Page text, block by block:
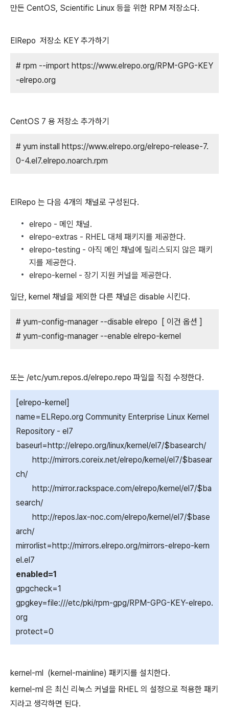
만든 CentOS, Scientific Linux 등을 위한 RPM 저장소다.
ElRepo 저장소 KEY 추가하기
# rpm --import https://www.elrepo.org/RPM-GPG-KEY
-elrepo.org
CentOS 7 용 저장소 추가하기
# yum install https://www.elrepo.org/elrepo-release-7.
0-4.el7.elrepo.noarch.rpm
ElRepo 는 다음 4개의 채널로 구성된다.
elrepo - 메인 채널.
elrepo-extras - RHEL 대체 패키지를 제공한다.
elrepo-testing - 아직 메인 채널에 릴리스되지 않은 패키
지를 제공한다.
elrepo-kernel - 장기 지원 커널을 제공한다.
일단, kernel 채널을 제외한 다른 채널은 disable 시킨다.
# yum-config-manager --disable elrepo [ 이건 옵션 ]
# yum-config-manager --enable elrepo-kernel
또는 /etc/yum.repos.d/elrepo.repo 파일을 직접 수정한다.
[elrepo-kernel]
name=ELRepo.org Community Enterprise Linux Kernel
Repository - el7
baseurl=http://elrepo.org/linux/kernel/el7/$basearch/
http://mirrors.coreix.net/elrepo/kernel/el7/$basear
ch/
http://mirror.rackspace.com/elrepo/kernel/el7/$ba
search/
http://repos.lax-noc.com/elrepo/kernel/el7/$base
arch/
mirrorlist=http://mirrors.elrepo.org/mirrors-elrepo-kern
el.el7
enabled=1
gpgcheck=1
gpgkey=file:///etc/pki/rpm-gpg/RPM-GPG-KEY-elrepo.
org
protect=0
kernel-ml (kernel-mainline) 패키지를 설치한다.
kernel-ml 은 최신 리눅스 커널을 RHEL 의 설정으로 적용한 패키
지라고 생각하면 된다.